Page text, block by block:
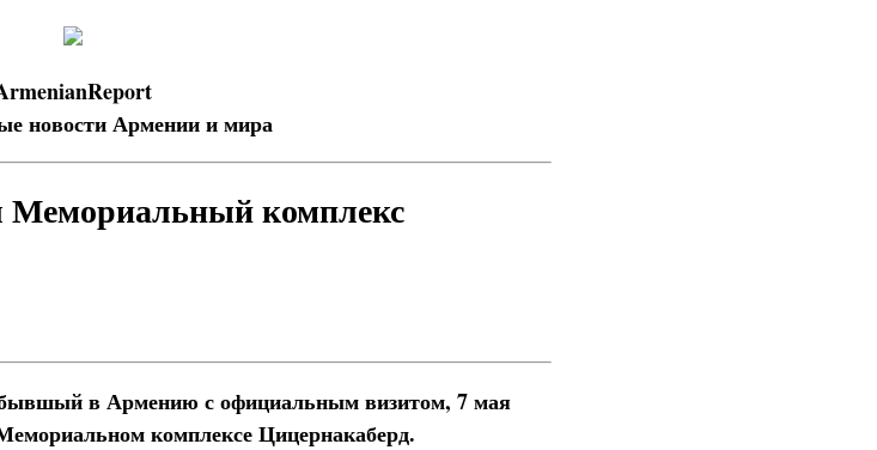
новости Армении и мира
Мемориальный комплекс
в Армению с официальным визитом, 7 мая
комплексе Цицернакаберд.